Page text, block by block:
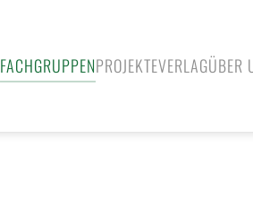
FACHGRUPPENPROJEKTEVERLAGÜBER